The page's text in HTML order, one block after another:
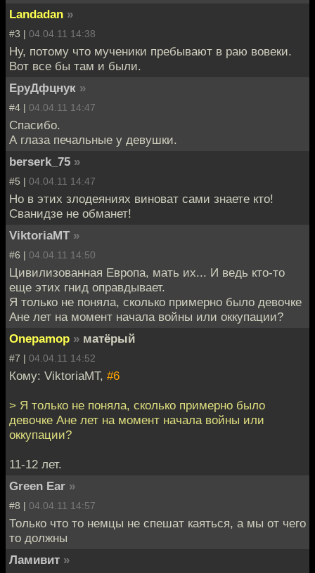
Landadan »
#3 | 04.04.11 14:38
Ну, потому что мученики пребывают в раю вовеки.
Вот все бы там и были.
ЕруДфцнук »
#4 | 04.04.11 14:47
Спасибо.
А глаза печальные у девушки.
berserk_75 »
#5 | 04.04.11 14:47
Но в этих злодеяниях виноват сами знаете кто!
Сванидзе не обманет!
ViktoriaMT »
#6 | 04.04.11 14:50
Цивилизованная Европа, мать их... И ведь кто-то
еще этих гнид оправдывает.
Я только не поняла, сколько примерно было девочке
Ане лет на момент начала войны или оккупации?
Onepamop » матёрый
#7 | 04.04.11 14:52
Кому: ViktoriaMT, #6
> Я только не поняла, сколько примерно было
девочке Ане лет на момент начала войны или
оккупации?
11-12 лет.
Green Ear »
#8 | 04.04.11 14:57
Только что то немцы не спешат каяться, а мы от чего
то должны
Ламивит »